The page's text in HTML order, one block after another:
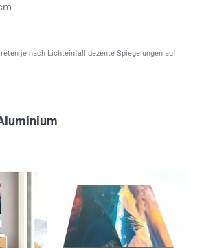
je nach Lichteinfall dezente Spiegelungen auf.